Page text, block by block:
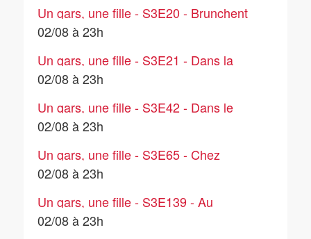
Un gars, une fille - S3E20 - Brunchent
avec Jeannette et Roger
02/08 à 23h
Un gars, une fille - S3E21 - Dans la
cuisine (4)
02/08 à 23h
Un gars, une fille - S3E42 - Dans le
salon (3)
02/08 à 23h
Un gars, une fille - S3E65 - Chez
l'épicier (1)
02/08 à 23h
Un gars, une fille - S3E139 - Au
téléphone (8)
02/08 à 23h